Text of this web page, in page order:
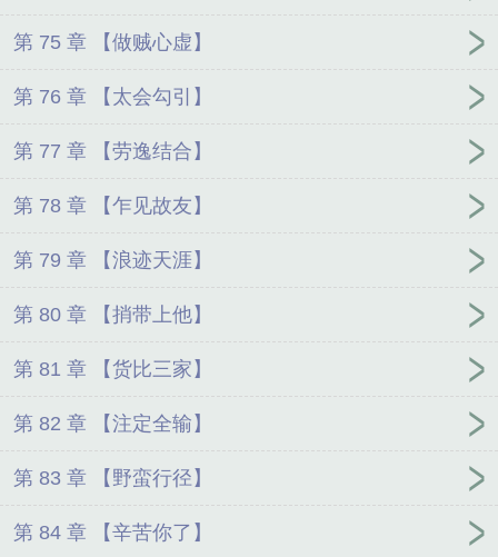
第 75 章 【做贼心虚】
第 76 章 【太会勾引】
第 77 章 【劳逸结合】
第 78 章 【乍见故友】
第 79 章 【浪迹天涯】
第 80 章 【捎带上他】
第 81 章 【货比三家】
第 82 章 【注定全输】
第 83 章 【野蛮行径】
第 84 章 【辛苦你了】